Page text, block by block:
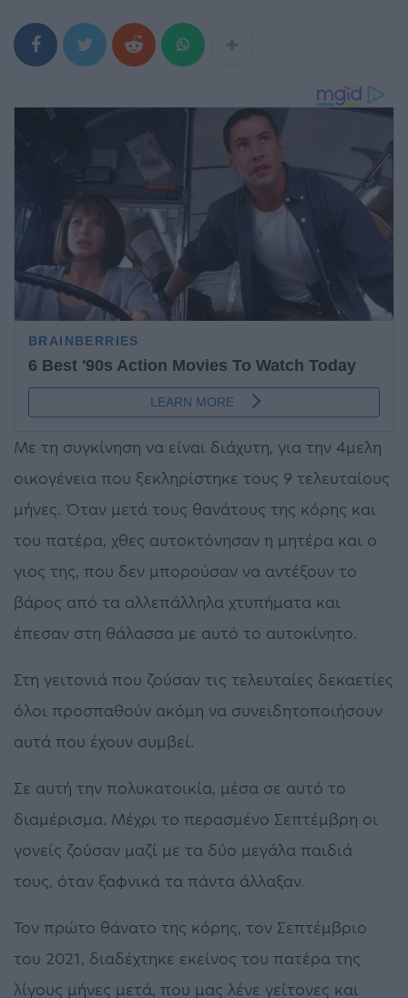
Με τη συγκίνηση να είναι διάχυτη, για την 4μελη
οικογένεια που ξεκληρίστηκε τους 9 τελευταίους
μήνες. Όταν μετά τους θανάτους της κόρης και
του πατέρα, χθες αυτοκτόνησαν η μητέρα και ο
γιος της, που δεν μπορούσαν να αντέξουν το
βάρος από τα αλλεπάλληλα χτυπήματα και
έπεσαν στη θάλασσα με αυτό το αυτοκίνητο.
Στη γειτονιά που ζούσαν τις τελευταίες δεκαετίες
όλοι προσπαθούν ακόμη να συνειδητοποιήσουν
αυτά που έχουν συμβεί.
Σε αυτή την πολυκατοικία, μέσα σε αυτό το
διαμέρισμα. Μέχρι το περασμένο Σεπτέμβρη οι
γονείς ζούσαν μαζί με τα δύο μεγάλα παιδιά
τους, όταν ξαφνικά τα πάντα άλλαξαν.
Τον πρώτο θάνατο της κόρης, τον Σεπτέμβριο
του 2021, διαδέχτηκε εκείνος του πατέρα της
λίγους μήνες μετά, που μας λένε γείτονες και